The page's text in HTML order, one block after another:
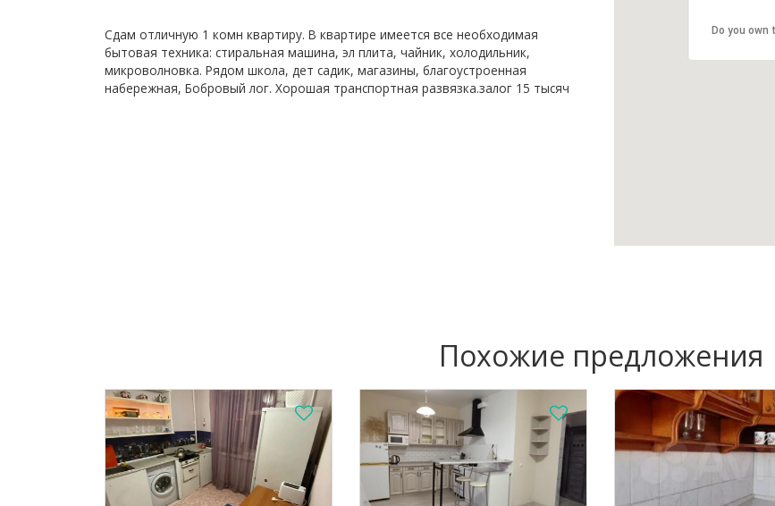
Сдам отличную 1 комн квартиру. В квартире имеется все необходимая
бытовая техника: стиральная машина, эл плита, чайник, холодильник,
микроволновка. Рядом школа, дет садик, магазины, благоустроенная
набережная, Бобровый лог. Хорошая транспортная развязка.залог 15 тысяч
Do you
Похожие предложения